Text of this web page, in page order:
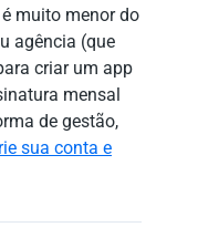
muito menor do
agência (que
criar um app
mensal
de gestão,
sua conta e